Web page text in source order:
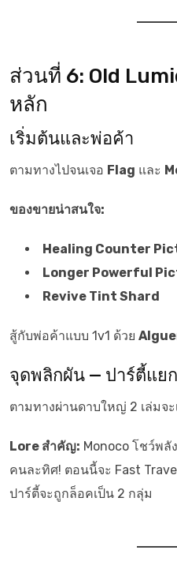
ส่วนที่ 6: Old
หลัก
เริ่มต้นและพ่อค้า
ตามทางไปจนเจอ Flag และ
ของขายน่าสนใจ:
Healing Counter
Longer Powerful
Revive Tint Shard
สู้กับพ่อค้าแบบ 1v1 ด้วย
จุดพลิกผัน — ปาร์ตี้แย
ตามทางผ่านดาบใหญ่ 2 เล่มจ
Lore สำคัญ: Monoco โชว์พลั
คนละทิศ! ตอนนี้จะ Fast
ปาร์ตี้จะถูกล็อคเป็น 2 กลุ่ม